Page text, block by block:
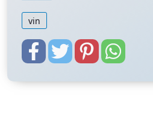
vin